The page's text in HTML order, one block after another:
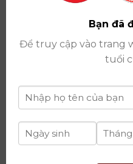
Bạn đã
Để truy cập vào trang
tuổi